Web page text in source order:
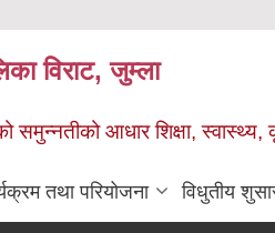
विराट, जुम्ला
आधार शिक्षा, स्वास्थ्य,
तथा परियोजना विधुतीय